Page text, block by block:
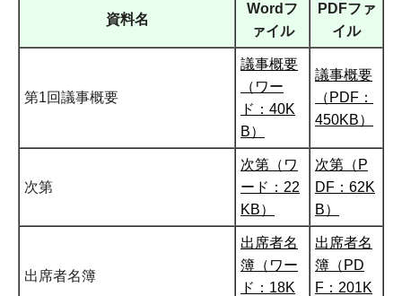
資料名
Wordフ
ァイル
PDFファ
イル
第1回議事概要
議事概要
（ワー
ド：40K
B）
議事概要
（PDF：
450KB）
次第
次第（ワ
ード：22
KB）
次第（P
DF：62K
B）
出席者名簿
出席者名
簿（ワー
ド：18K
出席者名
簿（PD
F：201K